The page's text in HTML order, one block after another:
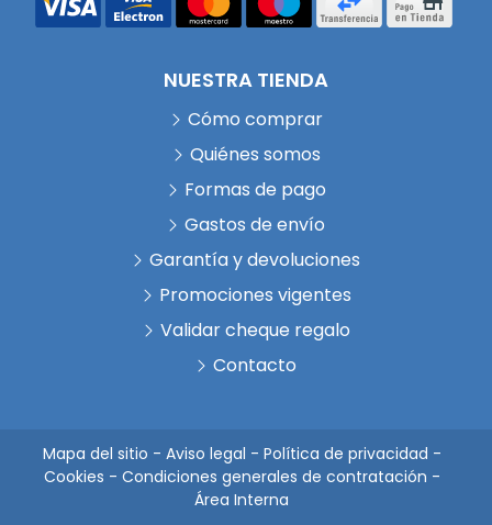
NUESTRA TIENDA
Cómo comprar
Quiénes somos
Formas de pago
Gastos de envío
Garantía y devoluciones
Promociones vigentes
Validar cheque regalo
Contacto
Mapa del sitio - Aviso legal - Política de privacidad -
Cookies - Condiciones generales de contratación -
Área Interna